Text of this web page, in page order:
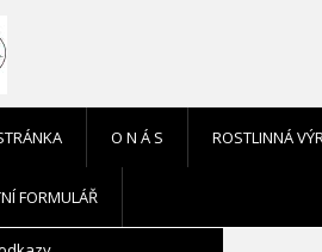
O N Á S ROSTLINNÁ
FORMULÁŘ